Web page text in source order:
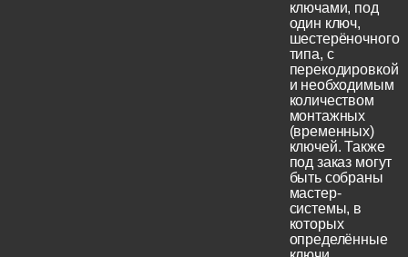
ключами, под
один ключ,
шестерёночного
типа, с
перекодировкой
и необходимым
количеством
монтажных
(временных)
ключей. Также
под заказ могут
быть собраны
мастер-
системы, в
которых
определённые